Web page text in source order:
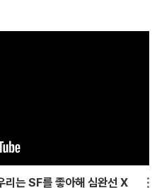
기하는 여섯 작가의 개개인의
담은 인터뷰집 『우리는 SF를
넓은 스펙트럼을 촘촘히 채우기
년대에 이르기까지, 말하자
리는 SF를 좋아해 심완선 X